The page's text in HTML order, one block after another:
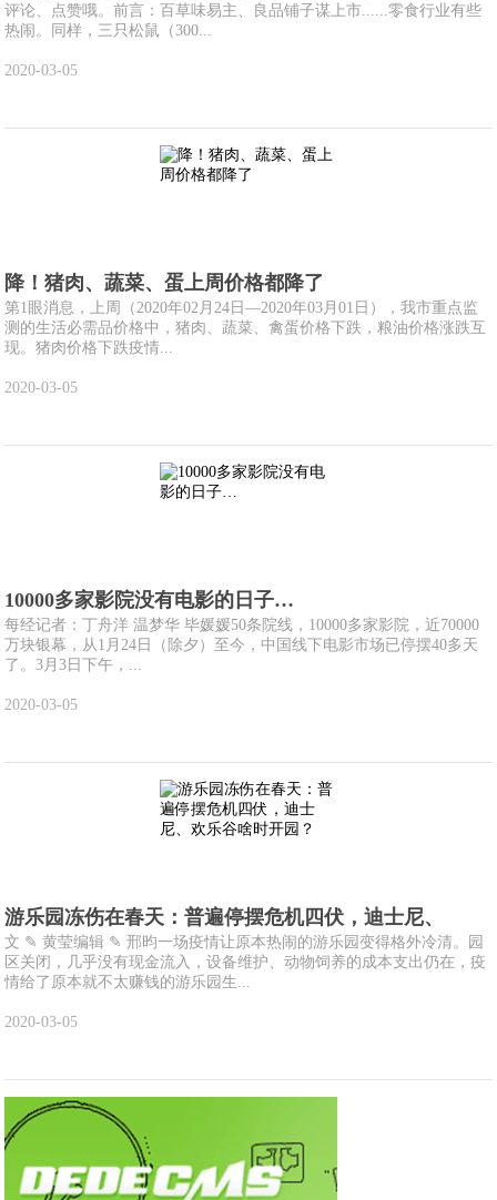
评论、点赞哦。前言：百草味易主、良品铺子谋上市......零食行业有些
热闹。同样，三只松鼠（300...
2020-03-05
降！猪肉、蔬菜、蛋上周价格都降了
第1眼消息，上周（2020年02月24日—2020年03月01日），我市重点监
测的生活必需品价格中，猪肉、蔬菜、禽蛋价格下跌，粮油价格涨跌互
现。猪肉价格下跌疫情...
2020-03-05
10000多家影院没有电影的日子…
每经记者：丁舟洋 温梦华 毕媛媛50条院线，10000多家影院，近70000
万块银幕，从1月24日（除夕）至今，中国线下电影市场已停摆40多天
了。3月3日下午，...
2020-03-05
游乐园冻伤在春天：普遍停摆危机四伏，迪士尼、
文 ✎ 黄莹编辑 ✎ 邢昀一场疫情让原本热闹的游乐园变得格外冷清。园
区关闭，几乎没有现金流入，设备维护、动物饲养的成本支出仍在，疫
情给了原本就不太赚钱的游乐园生...
2020-03-05